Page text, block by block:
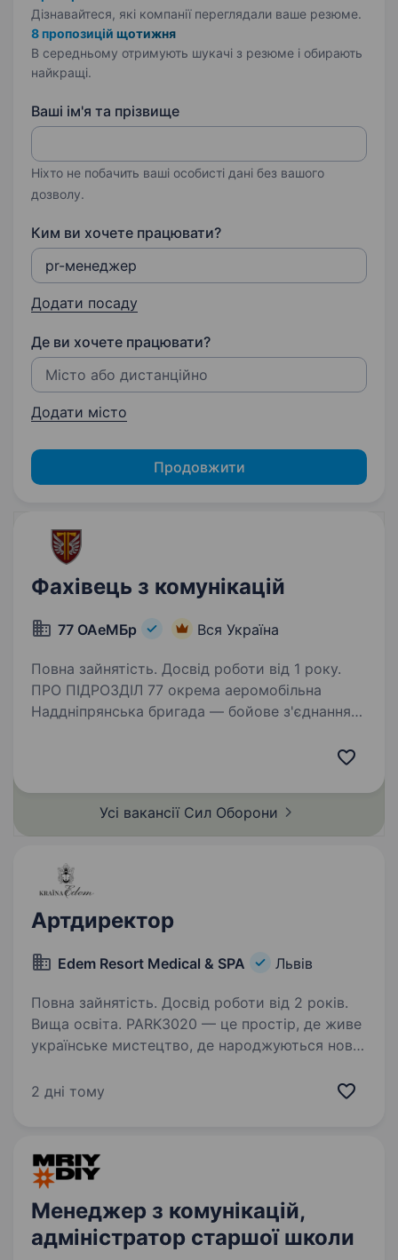
Дізнавайтеся, які компанії переглядали ваше резюме.
8 пропозицій щотижня
В середньому отримують шукачі з резюме і обирають
найкращі.
Ваші ім'я та прізвище
Ніхто не побачить ваші особисті дані без вашого
дозволу.
Ким ви хочете працювати?
Додати посаду
Де ви хочете працювати?
Додати місто
Продовжити
Фахівець з комунікацій
77 ОАеМБр Вся Україна
Повна зайнятість. Досвід роботи від 1 року.
ПРО ПІДРОЗДІЛ 77 окрема аеромобільна
Наддніпрянська бригада — бойове з'єднання
російської федерації…
Усі вакансії Сил Оборони
Артдиректор
Edem Resort Medical & SPA Львів
Повна зайнятість. Досвід роботи від 2 років.
Вища освіта. PARK3020 — це простір, де живе
українське мистецтво, де народжуються нові
з ландшафтом, а ідеї стають подіями. Ми
2 дні тому
Менеджер з комунікацій,
адміністратор старшої школи